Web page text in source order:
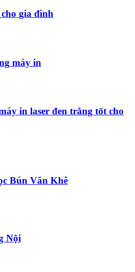
gia đình
máy in
in laser đen trắng tốt cho
Bún Văn Khê
Nội